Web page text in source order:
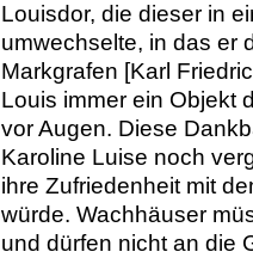
Louisdor, die dieser in
umwechselte, in das er
Markgrafen [Karl
Louis immer ein Objekt
vor Augen. Diese
Karoline Luise noch
ihre Zufriedenheit mit
würde. Wachhäuser
und dürfen nicht an die